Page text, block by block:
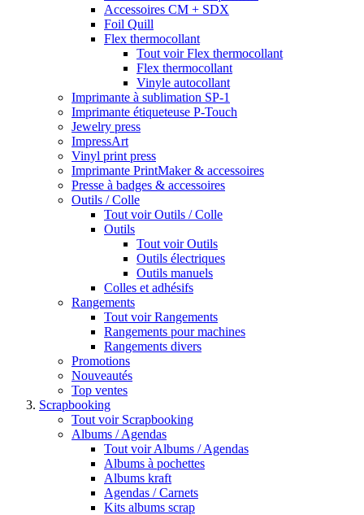
Accessoires CM + SDX
Foil Quill
Flex thermocollant
Tout voir Flex thermocollant
Flex thermocollant
Vinyle autocollant
Imprimante à sublimation SP-1
Imprimante étiqueteuse P-Touch
Jewelry press
ImpressArt
Vinyl print press
Imprimante PrintMaker & accessoires
Presse à badges & accessoires
Outils / Colle
Tout voir Outils / Colle
Outils
Tout voir Outils
Outils électriques
Outils manuels
Colles et adhésifs
Rangements
Tout voir Rangements
Rangements pour machines
Rangements divers
Promotions
Nouveautés
Top ventes
Scrapbooking
Tout voir Scrapbooking
Albums / Agendas
Tout voir Albums / Agendas
Albums à pochettes
Albums kraft
Agendas / Carnets
Kits albums scrap